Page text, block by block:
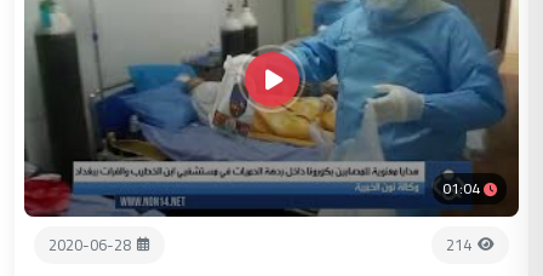
01:04
214
2020-06-28